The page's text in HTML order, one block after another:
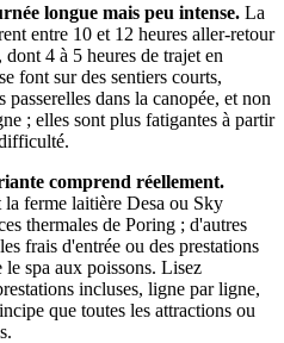
longue mais peu intense. La
entre 10 et 12 heures aller-retour
4 à 5 heures de trajet en
font sur des sentiers courts,
passerelles dans la canopée, et non
; elles sont plus fatigantes à partir
comprend réellement.
ferme laitière Desa ou Sky
thermales de Poring ; d'autres
frais d'entrée ou des prestations
le spa aux poissons. Lisez
incluses, ligne par ligne,
que toutes les attractions ou